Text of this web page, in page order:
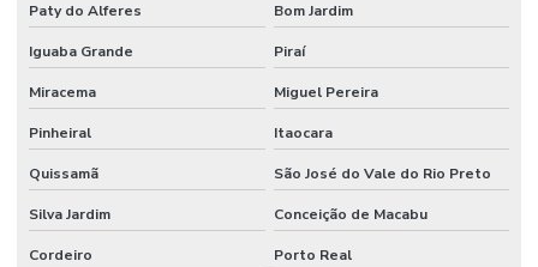
Paty do Alferes Bom Jardim
Iguaba Grande Piraí
Miracema Miguel Pereira
Pinheiral Itaocara
Quissamã São José do Vale do Rio Preto
Silva Jardim Conceição de Macabu
Cordeiro Porto Real